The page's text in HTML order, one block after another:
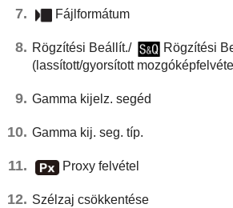
Fájlformátum
Rögzítési Beállít./
Rögzítési
(lassított/gyorsított
Gamma kijelz. segéd
Gamma kij. seg. típ.
Proxy felvétel
Szélzaj csökkentése